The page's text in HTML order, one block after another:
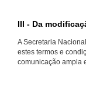
III - Da
A Secretaria
estes termos e
comunicação ampla